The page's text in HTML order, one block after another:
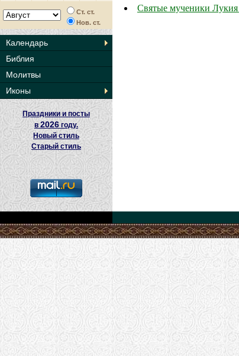
Ст. ст.
Нов. ст.
Календарь
Библия
Молитвы
Иконы
Праздники и посты
в2026 году.
Новый стиль
Старый стиль
Святые мученики